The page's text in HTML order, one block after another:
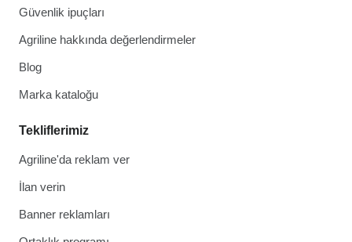
Güvenlik ipuçları
Agriline hakkında değerlendirmeler
Blog
Marka kataloğu
Tekliflerimiz
Agriline'da reklam ver
İlan verin
Banner reklamları